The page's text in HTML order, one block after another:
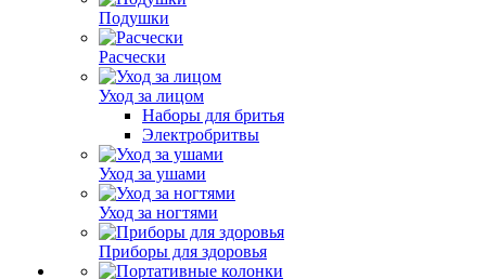
Подушки
Расчески
Уход за лицом
Наборы для бритья
Электробритвы
Уход за ушами
Уход за ногтями
Приборы для здоровья